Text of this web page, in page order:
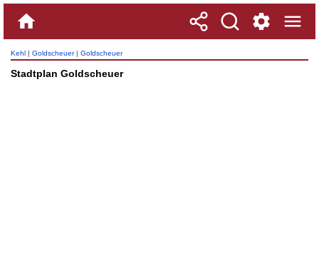
Kehl | Goldscheuer| Goldscheuer
Stadtplan Goldscheuer